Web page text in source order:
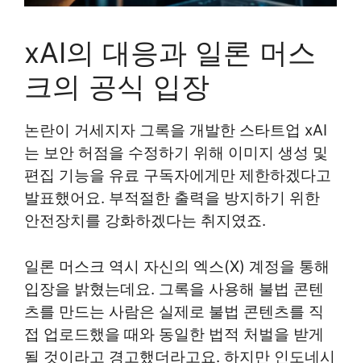
xAI의 대응과 일론 머스
크의 공식 입장
논란이 거세지자 그록을 개발한 스타트업 xAI
는 보안 허점을 수정하기 위해 이미지 생성 및
편집 기능을 유료 구독자에게만 제한하겠다고
발표했어요. 부적절한 출력을 방지하기 위한
안전장치를 강화하겠다는 취지였죠.
일론 머스크 역시 자신의 엑스(X) 계정을 통해
입장을 밝혔는데요. 그록을 사용해 불법 콘텐
츠를 만드는 사람은 실제로 불법 콘텐츠를 직
접 업로드했을 때와 동일한 법적 처벌을 받게
될 것이라고 경고했더라고요. 하지만 인도네시